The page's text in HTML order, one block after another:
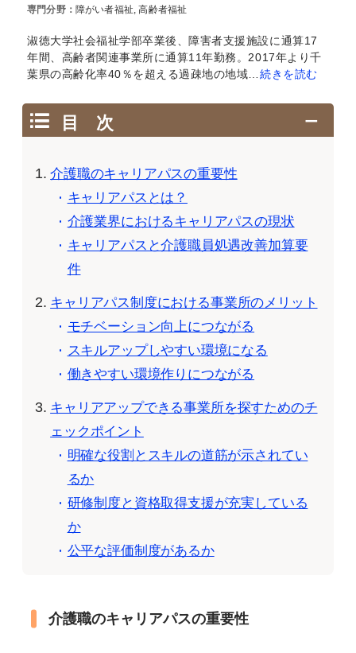
専門分野： 障がい者福祉, 高齢者福祉
淑徳大学社会福祉学部卒業後、障害者支援施設に通算17
年間、高齢者関連事業所に通算11年勤務。2017年より千
葉県の高齢化率40％を超える過疎地の地域…続きを読む
目 次
介護職のキャリアパスの重要性
キャリアパスとは？
介護業界におけるキャリアパスの現状
キャリアパスと介護職員処遇改善加算要
件
キャリアパス制度における事業所のメリット
モチベーション向上につながる
スキルアップしやすい環境になる
働きやすい環境作りにつながる
キャリアアップできる事業所を探すためのチ
ェックポイント
明確な役割とスキルの道筋が示されてい
るか
研修制度と資格取得支援が充実している
か
公平な評価制度があるか
介護職のキャリアパスの重要性